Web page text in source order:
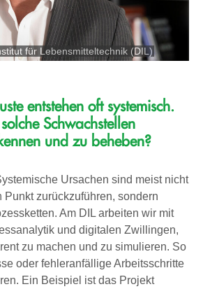
für Lebensmitteltechnik (DIL)
entstehen oft systemisch.
Schwachstellen
und zu beheben?
Ursachen sind meist nicht
zurückzuführen, sondern
Am DIL arbeiten wir mit
und digitalen Zwillingen,
zu machen und zu simulieren. So
oder fehleranfällige Arbeitsschritte
Ein Beispiel ist das Projekt